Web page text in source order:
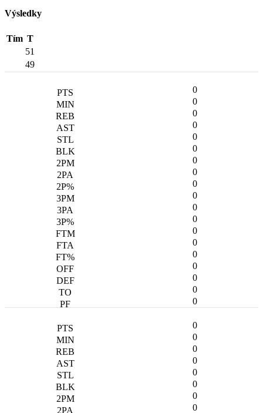
Výsledky
Tím T
51
49
0
0
0
0
0
0
0
0
0
0
0
0
0
0
0
0
0
0
0
0
0
0
0
0
0
0
0